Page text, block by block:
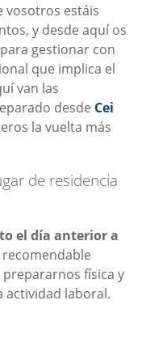
vosotros estáis
y desde aquí os
gestionar con
que implica el
van las
desde Cei
la vuelta más
de residencia
el día anterior a
física y
actividad laboral.